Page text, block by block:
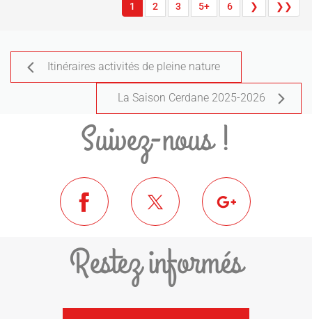
1 2 3 5+ 6 ❯ ❯❯
Itinéraires activités de pleine nature
La Saison Cerdane 2025-2026
Suivez-nous !
Restez informés